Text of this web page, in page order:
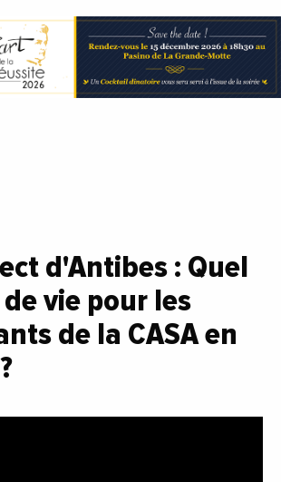
d'Antibes : Quel
vie pour les
de la CASA en